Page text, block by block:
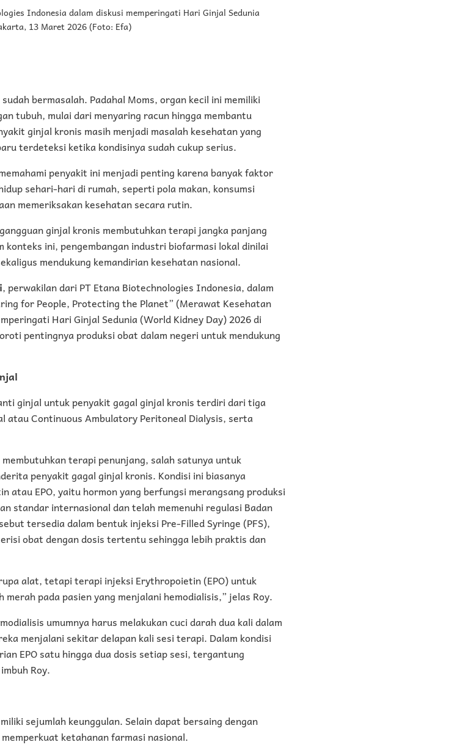
Indonesia dalam diskusi memperingati Hari Ginjal Sedunia
13 Maret 2026 (Foto: Efa)
bermasalah. Padahal Moms, organ kecil ini memiliki
tubuh, mulai dari menyaring racun hingga membantu
ginjal kronis masih menjadi masalah kesehatan yang
terdeteksi ketika kondisinya sudah cukup serius.
penyakit ini menjadi penting karena banyak faktor
sehari-hari di rumah, seperti pola makan, konsumsi
memeriksakan kesehatan secara rutin.
ginjal kronis membutuhkan terapi jangka panjang
konteks ini, pengembangan industri biofarmasi lokal dinilai
mendukung kemandirian kesehatan nasional.
, perwakilan dari PT Etana Biotechnologies Indonesia, dalam
for People, Protecting the Planet” (Merawat Kesehatan
Hari Ginjal Sedunia (World Kidney Day) 2026 di
pentingnya produksi obat dalam negeri untuk mendukung
ginjal untuk penyakit gagal ginjal kronis terdiri dari tiga
atau Continuous Ambulatory Peritoneal Dialysis, serta
terapi penunjang, salah satunya untuk
penyakit gagal ginjal kronis. Kondisi ini biasanya
atau EPO, yaitu hormon yang berfungsi merangsang produksi
standar internasional dan telah memenuhi regulasi Badan
tersedia dalam bentuk injeksi Pre-Filled Syringe (PFS),
obat dengan dosis tertentu sehingga lebih praktis dan
alat, tetapi terapi injeksi Erythropoietin (EPO) untuk
pada pasien yang menjalani hemodialisis,” jelas Roy.
umumnya harus melakukan cuci darah dua kali dalam
menjalani sekitar delapan kali sesi terapi. Dalam kondisi
EPO satu hingga dua dosis setiap sesi, tergantung
Roy.
sejumlah keunggulan. Selain dapat bersaing dengan
ketahanan farmasi nasional.